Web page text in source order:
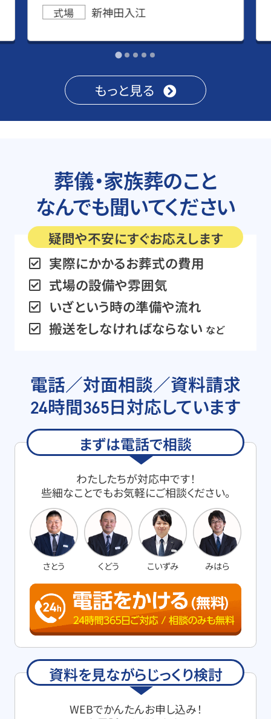
式場 新神田入江
もっと見る
葬儀・家族葬のこと
なんでも聞いてください
疑問や不安にすぐお応えします
実際にかかるお葬式の費用
式場の設備や雰囲気
いざという時の準備や流れ
搬送をしなければならない など
電話／対面相談／資料請求
24時間365日対応しています
まずは電話で相談
わたしたちが対応中です！
些細なことでもお気軽にご相談ください。
さとう くどう こいずみ みはら
資料を見ながらじっくり検討
WEBでかんたんお申し込み！
お得な会員価格!